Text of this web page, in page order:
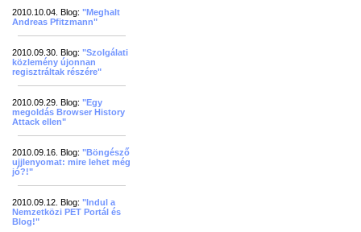
2010.10.04. Blog: "Meghalt
Andreas Pfitzmann"
2010.09.30. Blog: "Szolgálati
közlemény újonnan
regisztráltak részére"
2010.09.29. Blog: "Egy
megoldás Browser History
Attack ellen"
2010.09.16. Blog: "Böngésző
ujjlenyomat: mire lehet még
jó?!"
2010.09.12. Blog: "Indul a
Nemzetközi PET Portál és
Blog!"